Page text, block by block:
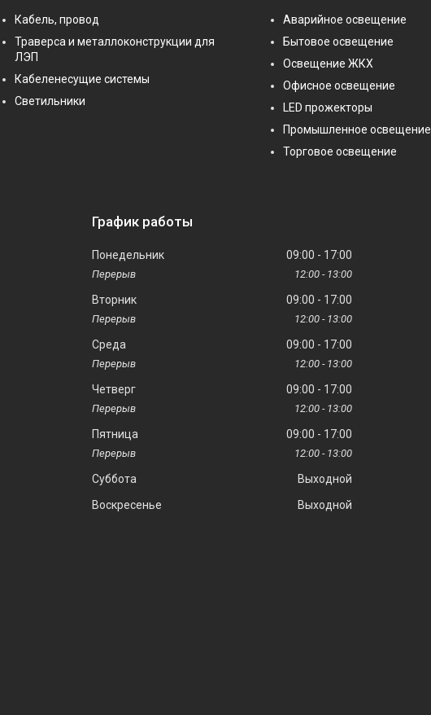
Кабель, провод
Траверса и металлоконструкции для
ЛЭП
Кабеленесущие системы
Светильники
Аварийное освещение
Бытовое освещение
Освещение ЖКХ
Офисное освещение
LED прожекторы
Промышленное освещение
Торговое освещение
График работы
Понедельник 09:00 17:00
12:00 13:00
Вторник 09:00 17:00
12:00 13:00
Среда 09:00 17:00
12:00 13:00
Четверг 09:00 17:00
12:00 13:00
Пятница 09:00 17:00
12:00 13:00
Суббота
Выходной
Воскресенье
Выходной